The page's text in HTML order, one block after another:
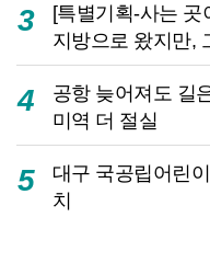
3
[특별기획-사는
지방으로 왔지만,
4
공항 늦어져도 길
미역 더 절실
5
대구 국공립어린
치